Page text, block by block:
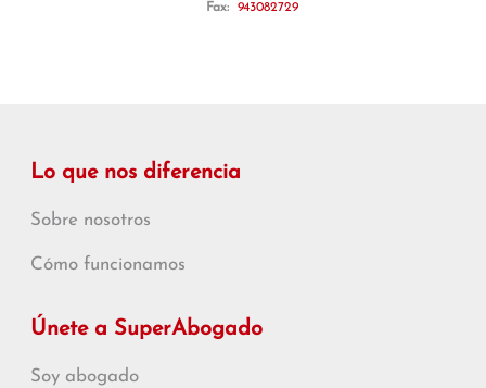
Fax:
943082729
Lo que nos diferencia
Sobre nosotros
Cómo funcionamos
Únete a SuperAbogado
Soy abogado